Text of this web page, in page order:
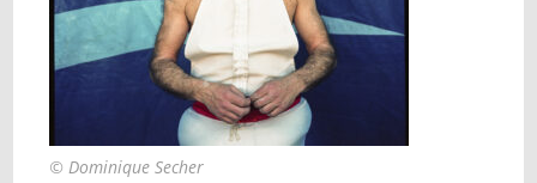
© Dominique Secher